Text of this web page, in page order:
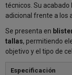
técnicos. Su acabado
adicional frente a los
Se presenta en
tallas, permitiendo
objetivo y el tipo de
Especificación